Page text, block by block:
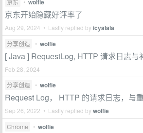
京东 • wolfie
京东开始隐藏好评率了
Aug 29, 2024 • Lastly replied byicyalala
分享创造 • wolfie
[ Java ] RequestLog, HTTP 请求日志与
Feb 28, 2024
分享创造
• wolfie
Request Log， HTTP 的请求日志，与重
Sep 26, 2022 • Lastly replied bywolfie
Chrome • wolfie